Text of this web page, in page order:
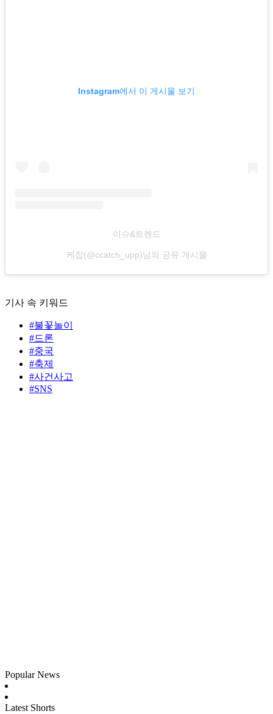
Instagram에서 이 게시물 보기
이슈&트렌드
케찹(@ccatch_upp)님의 공유 게시물
기사 속 키워드
#불꽃놀이
#드론
#중국
#축제
#사건사고
#SNS
Popular News
Latest Shorts